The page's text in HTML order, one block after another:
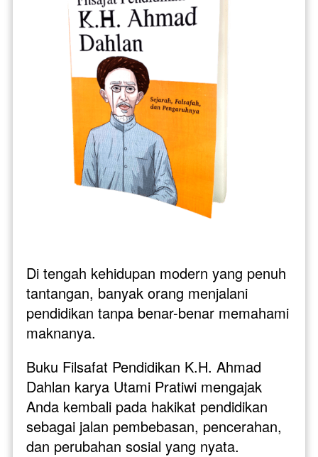
Di tengah kehidupan modern yang penuh
tantangan, banyak orang menjalani
pendidikan tanpa benar-benar memahami
maknanya.
Buku Filsafat Pendidikan K.H. Ahmad
Dahlan karya Utami Pratiwi mengajak
Anda kembali pada hakikat pendidikan
sebagai jalan pembebasan, pencerahan,
dan perubahan sosial yang nyata.